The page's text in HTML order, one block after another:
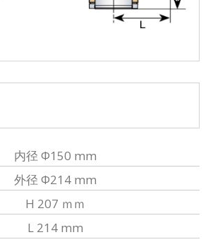
内径 Φ150 mm
外径 Φ214 mm
H 207 ｍｍ
L 214 mm